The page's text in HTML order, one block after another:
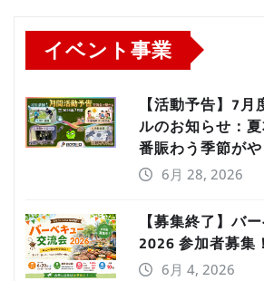
イベント事業
【活動予告】7
ルのお知らせ：
番賑わう季節が
6月 28, 2026
【募集終了】バ
2026 参加者募集！
6月 4, 2026